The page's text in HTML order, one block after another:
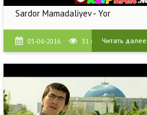
Sardor Mamadaliyev - Yor
05-06-2016 31 606 Читать далее